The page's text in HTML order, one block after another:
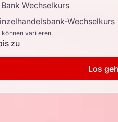
Wechselkurs
Wechselkurs
können variieren.
zu
Los